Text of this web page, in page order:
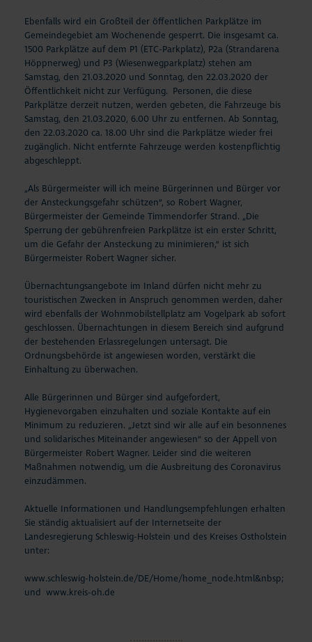
Ebenfalls wird ein Großteil der öffentlichen Parkplätze im
Gemeindegebiet am Wochenende gesperrt. Die insgesamt ca.
1500 Parkplätze auf dem P1 (ETC-Parkplatz), P2a (Strandarena
Höppnerweg) und P3 (Wiesenwegparkplatz) stehen am
Samstag, den 21.03.2020 und Sonntag, den 22.03.2020 der
Öffentlichkeit nicht zur Verfügung. Personen, die diese
Parkplätze derzeit nutzen, werden gebeten, die Fahrzeuge bis
Samstag, den 21.03.2020, 6.00 Uhr zu entfernen. Ab Sonntag,
den 22.03.2020 ca. 18.00 Uhr sind die Parkplätze wieder frei
zugänglich. Nicht entfernte Fahrzeuge werden kostenpflichtig
abgeschleppt.
„Als Bürgermeister will ich meine Bürgerinnen und Bürger vor
der Ansteckungsgefahr schützen“, so Robert Wagner,
Bürgermeister der Gemeinde Timmendorfer Strand. „Die
Sperrung der gebührenfreien Parkplätze ist ein erster Schritt,
um die Gefahr der Ansteckung zu minimieren,“ ist sich
Bürgermeister Robert Wagner sicher.
Übernachtungsangebote im Inland dürfen nicht mehr zu
touristischen Zwecken in Anspruch genommen werden, daher
wird ebenfalls der Wohnmobilstellplatz am Vogelpark ab sofort
geschlossen. Übernachtungen in diesem Bereich sind aufgrund
der bestehenden Erlassregelungen untersagt. Die
Ordnungsbehörde ist angewiesen worden, verstärkt die
Einhaltung zu überwachen.
Alle Bürgerinnen und Bürger sind aufgefordert,
Hygienevorgaben einzuhalten und soziale Kontakte auf ein
Minimum zu reduzieren. „Jetzt sind wir alle auf ein besonnenes
und solidarisches Miteinander angewiesen“ so der Appell von
Bürgermeister Robert Wagner. Leider sind die weiteren
Maßnahmen notwendig, um die Ausbreitung des Coronavirus
einzudämmen.
Aktuelle Informationen und Handlungsempfehlungen erhalten
Sie ständig aktualisiert auf der Internetseite der
Landesregierung Schleswig-Holstein und des Kreises Ostholstein
unter:
www.schleswig-holstein.de/DE/Home/home_node.html&nbsp;
und www.kreis-oh.de